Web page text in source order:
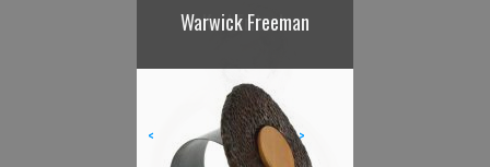
Karl Fritsch
< >